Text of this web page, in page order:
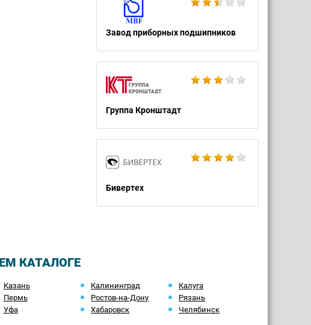
Завод приборных подшипников
Группа Кронштадт
Бивертех
КАТАЛОГЕ
Казань Калининград
Калуга
Пермь Ростов-на-Дону
Рязань
Уфа Хабаровск Челябинск